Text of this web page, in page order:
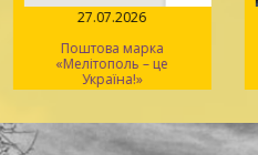
27.07.2026
Поштова марка
«Мелітополь – це
Україна!»